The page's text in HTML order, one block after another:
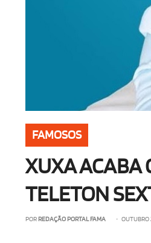
FAMOSOS
XUXA ACABA
TELETON
POR REDAÇÃO PORTAL FAMA • OUTUBRO